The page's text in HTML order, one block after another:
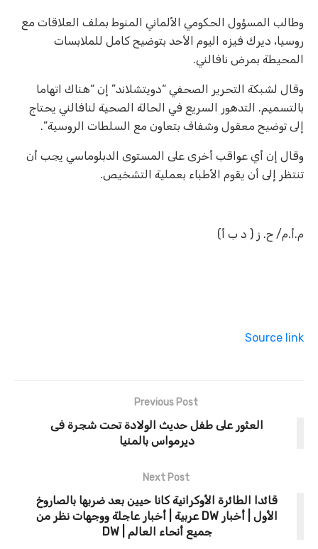
وطالب المسؤول الحكومي الألماني المنوط بملف العلاقات مع
روسيا، ديرك فيزه اليوم الأحد بتوضيح كامل للملابسات
المحيطة بمرض نافالني.
وقال لشبكة التحرير الصحفي “دويتشلاند” إن “هناك اتهاما
بالتسميم. التدهور السريع في الحالة الصحية لنافالني يحتاج
إلى توضيح معقول وشفاف بتعاون مع السلطات الروسية”.
وقال إن أي عواقب أخرى على المستوى الدبلوماسي يجب أن
تنتظر إلى أن يقوم الأطباء بعملية التشخيص.
م.أ.م/ ح. ز ( د ب أ)
Source link
Previous Post
العثور على طفل حديث الولادة تحت شجرة فى
ديرمواس بالمنيا
Next Post
قائدا الطائرة الأوكرانية كانا حيين بعد ضربها بالصاروخ
الأول | أخبار DW عربية | أخبار عاجلة ووجهات نظر من
جميع أنحاء العالم | DW